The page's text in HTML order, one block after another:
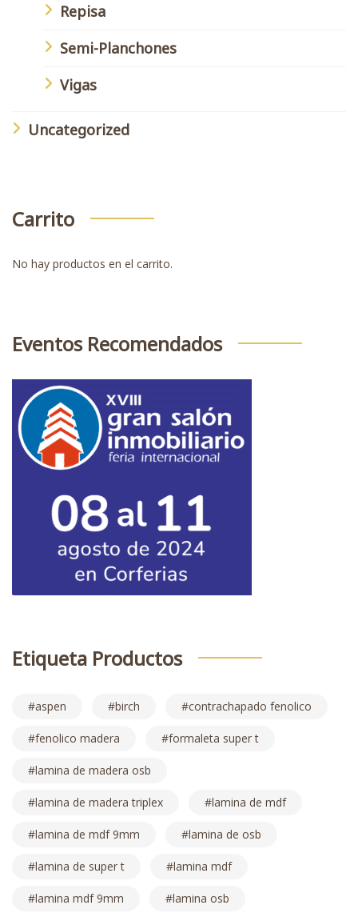
Repisa
Semi-Planchones
Vigas
Uncategorized
Carrito
No hay productos en el carrito.
Eventos Recomendados
Etiqueta Productos
aspen birch contrachapado fenolico
fenolico madera formaleta super t
lamina de madera osb
lamina de madera triplex lamina de mdf
lamina de mdf 9mm lamina de osb
lamina de super t lamina mdf
lamina mdf 9mm lamina osb